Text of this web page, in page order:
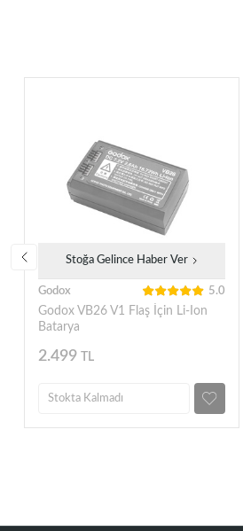
Stoğa Gelince Haber Ver
Godox 5.0
Godox VB26 V1 Flaş İçin Li-Ion
Batarya
2.499 TL
Stokta Kalmadı